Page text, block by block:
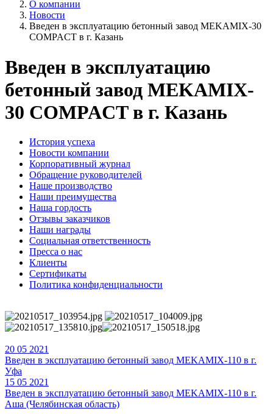
О компании
Новости
Введен в эксплуатацию бетонный завод MEKAMIX-30
COMPACT в г. Казань
Введен в эксплуатацию
бетонный завод MEKAMIX-
30 COMPACT в г. Казань
История успеха
Новости компании
Корпоративный журнал
Обращение руководителей
Наше производство
Наши преимущества
Наша гордость
Отзывы заказчиков
Наши награды
Социальная ответственность
Пресса о нас
Клиенты
Сертификаты
Политика конфиденциальности
20 05 2021
Введен в эксплуатацию бетонный завод MEKAMIX-110 в г.
Уфа
15 05 2021
Введен в эксплуатацию бетонный завод MEKAMIX-110 в г.
Аша (Челябинская область)